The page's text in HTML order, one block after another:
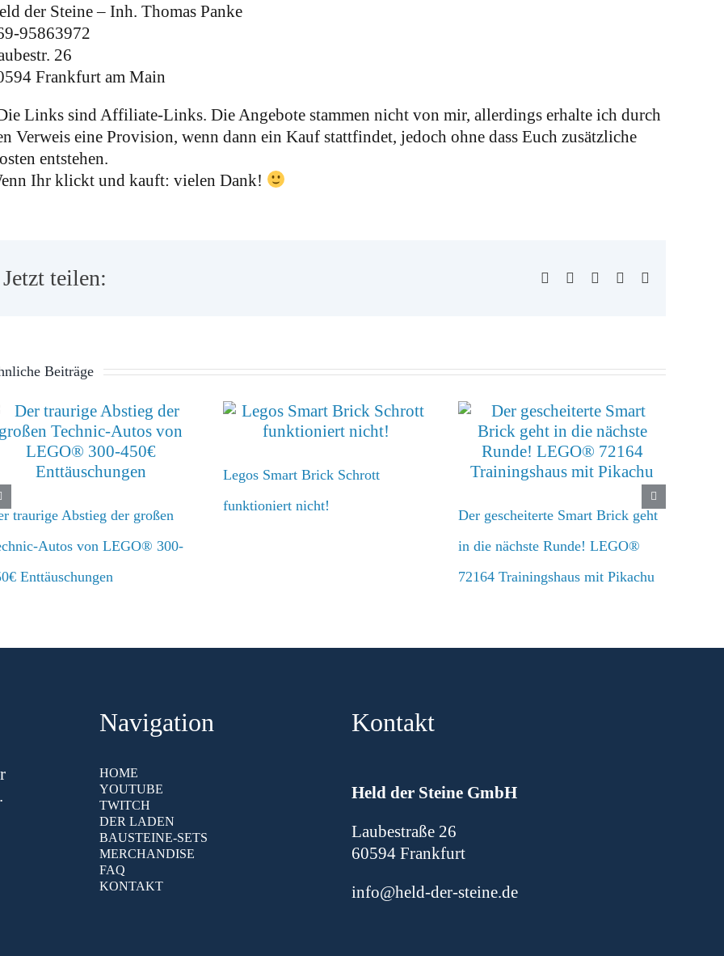
der Steine – Inh. Thomas Panke
95863972
26
Frankfurt am Main
Links sind Affiliate-Links. Die Angebote stammen nicht von mir, allerdings erhalte ich durch
Verweis eine Provision, wenn dann ein Kauf stattfindet, jedoch ohne dass Euch zusätzliche
entstehen.
Ihr klickt und kauft: vielen Dank!
Jetzt teilen: Facebook WhatsApp
Pinterest
Beiträge
traurige Abstieg der großen
Autos von LEGO® 300-
Enttäuschungen
Legos Smart Brick Schrott
funktioniert nicht!
Der gescheiterte Smart Brick geht
in die nächste Runde! LEGO®
72164 Trainingshaus mit Pikachu
Navigation
HOME
YOUTUBE
TWITCH
DER LADEN
BAUSTEINE-SETS
MERCHANDISE
FAQ
KONTAKT
Kontakt
Held der Steine GmbH
Laubestraße 26
60594 Frankfurt
info@held-der-steine.de